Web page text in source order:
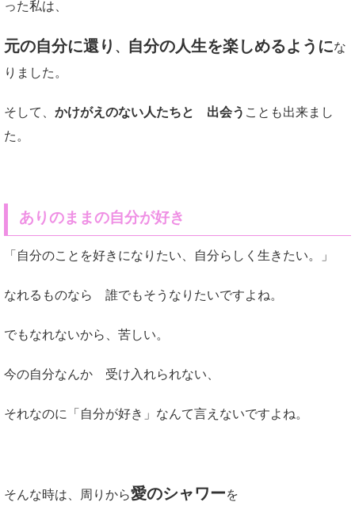
った私は、
元の自分に還り 、 自分の人生を楽しめるようにな
りました。
そして、 かけがえのない人たちと 出会う ことも出来まし
た。
ありのままの自分が好き
「自分のことを好きになりたい、自分らしく生きたい。」
なれるものなら 誰でもそうなりたいですよね。
でもなれないから、苦しい。
今の自分なんか 受け入れられない、
それなのに「自分が好き」なんて言えないですよね。
そんな時は、周りから愛のシャワーを